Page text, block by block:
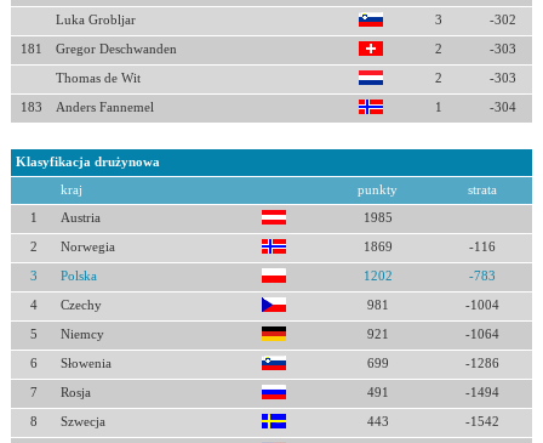
Luka Grobljar 3 -302
181 Gregor Deschwanden 2 -303
Thomas de Wit 2 -303
183 Anders Fannemel 1 -304
Klasyfikacja drużynowa
kraj punkty strata
1 Austria 1985
2 Norwegia 1869 -116
3 Polska 1202 -783
4 Czechy 981 -1004
5 Niemcy 921 -1064
6 Słowenia 699 -1286
7 Rosja 491 -1494
8 Szwecja 443 -1542